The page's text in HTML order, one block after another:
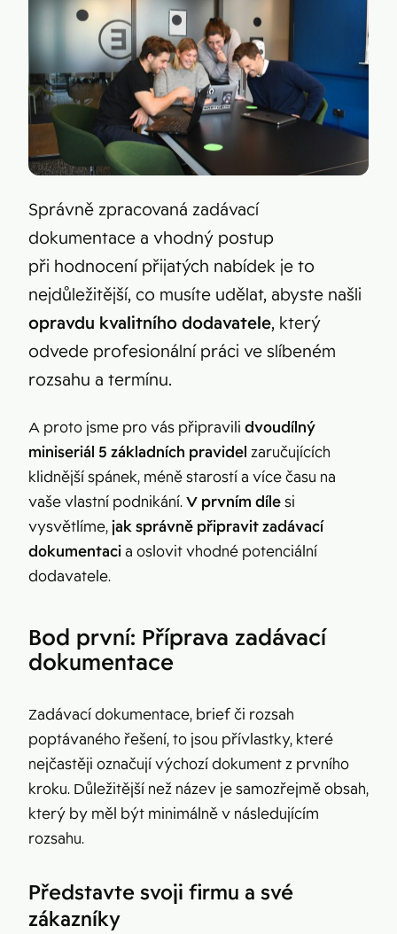
Merk
SimilarWeb
Pipedrive
Správně zpracovaná zadávací
dokumentace a vhodný postup
při hodnocení přijatých nabídek je to
nejdůležitější, co musíte udělat, abyste našli
opravdu kvalitního dodavatele, který
odvede profesionální práci ve slíbeném
rozsahu a termínu.
A proto jsme pro vás připravili dvoudílný
miniseriál 5 základních pravidel zaručujících
klidnější spánek, méně starostí a více času na
vaše vlastní podnikání.V prvním dílesi
vysvětlíme,jak správně připravit zadávací
dokumentacia oslovit vhodné potenciální
dodavatele.
Bod první: Příprava zadávací
dokumentace
Zadávací dokumentace, brief či rozsah
poptávaného řešení, to jsou přívlastky, které
nejčastěji označují výchozí dokument z prvního
kroku. Důležitější než název je samozřejmě obsah,
který by měl být minimálně v následujícím
rozsahu.
Představte svoji firmu a své
zákazníky